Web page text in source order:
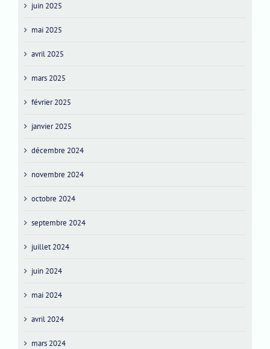
juin 2025
mai 2025
avril 2025
mars 2025
février 2025
janvier 2025
décembre 2024
novembre 2024
octobre 2024
septembre 2024
juillet 2024
juin 2024
mai 2024
avril 2024
mars 2024